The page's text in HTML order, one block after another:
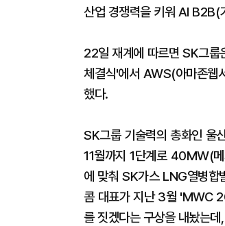
산업 경쟁력을 키워 AI B2B(
22일 재계에 따르면 SK그
체결식'에서 AWS(아마존웹
했다.
SK그룹 기술력의 총화인
11월까지 1단계로 40MW(
에 맞춰 SK가스 LNG열병합
콤 대표가 지난 3월 'MWC
를 짓겠다는 구상을 내놨는